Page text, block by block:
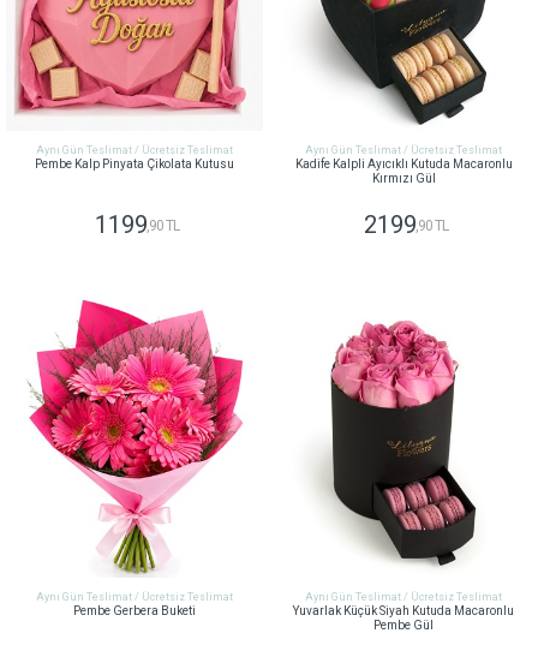
Aynı Gün Teslimat / Ücretsiz Teslimat
Pembe Kalp Pinyata Çikolata Kutusu
1199,90 TL
Aynı Gün Teslimat / Ücretsiz Teslimat
Kadife Kalpli Ayıcıklı Kutuda Macaronlu
Kırmızı Gül
2199,90 TL
Aynı Gün Teslimat / Ücretsiz Teslimat
Pembe Gerbera Buketi
Aynı Gün Teslimat / Ücretsiz Teslimat
Yuvarlak Küçük Siyah Kutuda Macaronlu
Pembe Gül